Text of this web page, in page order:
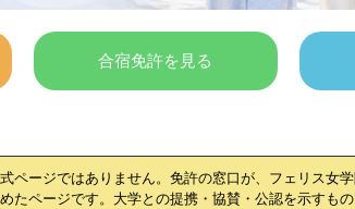
合宿免許を見る
ページではありません。免許の窓口が、 フェリス女
たページです。大学との提携・協賛・公認を示すもの